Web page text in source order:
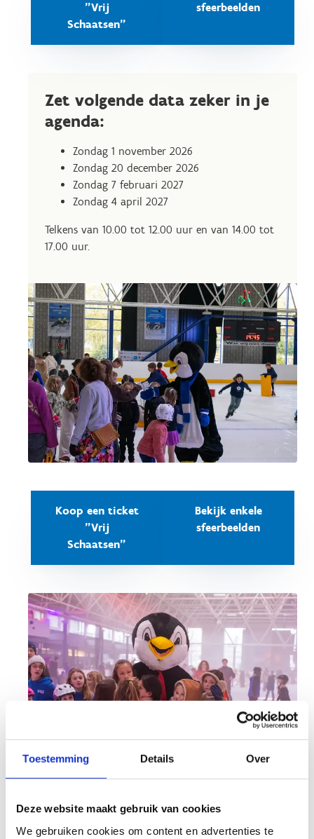
Toestemming Details Over
Deze website maakt gebruik van cookies
We gebruiken cookies om content en advertenties te
"Vrij
Schaatsen"
sfeerbeelden
Zet volgende data zeker in je
agenda:
Zondag 1 november 2026
Zondag 20 december 2026
Zondag 7 februari 2027
Zondag 4 april 2027
Telkens van 10.00 tot 12.00 uur en van 14.00 tot
17.00 uur.
Koop een ticket
"Vrij
Schaatsen"
Bekijk enkele
sfeerbeelden
Wat mag je verwachten?
Onze mascotte Kwikkie schaatst mee